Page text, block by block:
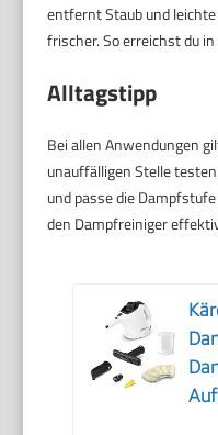
entfernt Staub und
frischer. So erreichst du
Alltagstipp
Bei allen Anwendungen
unauffälligen Stelle
und passe die
den Dampfreiniger